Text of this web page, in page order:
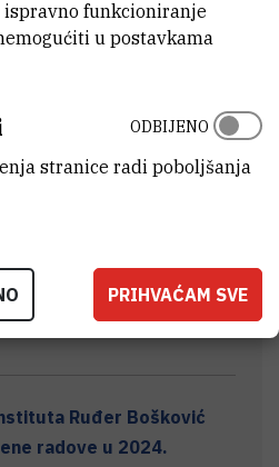
prakse
Ruđer Bošković
radove u 2024.
funkcioniranje
u postavkama
stranice radi poboljšanja
ODBIJENO
PRIHVAĆAM SVE